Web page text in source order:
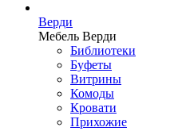
Верди
Мебель Верди
Библиотеки
Буфеты
Витрины
Комоды
Кровати
Прихожие